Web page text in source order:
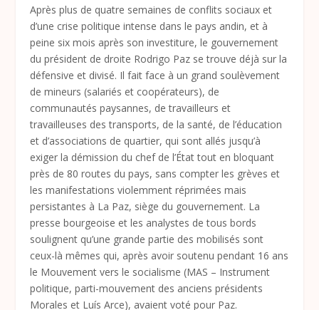
Après plus de quatre semaines de conflits sociaux et
d’une crise politique intense dans le pays andin, et à
peine six mois après son investiture, le gouvernement
du président de droite Rodrigo Paz se trouve déjà sur la
défensive et divisé. Il fait face à un grand soulèvement
de mineurs (salariés et coopérateurs), de
communautés paysannes, de travailleurs et
travailleuses des transports, de la santé, de l’éducation
et d’associations de quartier, qui sont allés jusqu’à
exiger la démission du chef de l’État tout en bloquant
près de 80 routes du pays, sans compter les grèves et
les manifestations violemment réprimées mais
persistantes à La Paz, siège du gouvernement. La
presse bourgeoise et les analystes de tous bords
soulignent qu’une grande partie des mobilisés sont
ceux-là mêmes qui, après avoir soutenu pendant 16 ans
le Mouvement vers le socialisme (MAS – Instrument
politique, parti-mouvement des anciens présidents
Morales et Luís Arce), avaient voté pour Paz.